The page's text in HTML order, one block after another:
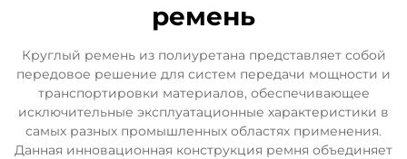
ремень
Круглый ремень из полиуретана представляет собой
передовое решение для систем передачи мощности и
транспортировки материалов, обеспечивающее
исключительные эксплуатационные характеристики в
самых разных промышленных областях применения.
Данная инновационная конструкция ремня объединяет